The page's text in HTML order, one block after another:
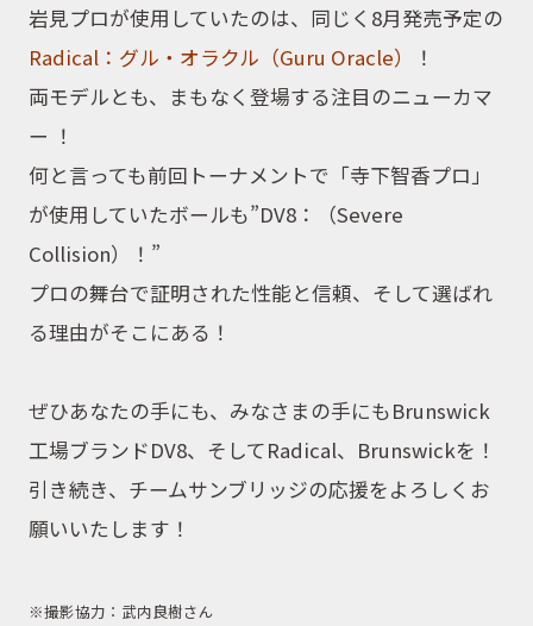
岩見プロが使用していたのは、同じく8月発売予定の
Radical：グル・オラクル（Guru Oracle）
！
両モデルとも、まもなく登場する注目のニューカマ
ー ！
何と言っても前回トーナメントで「寺下智香プロ」
が使用していたボールも”DV8：（Severe
Collision）！”
プロの舞台で証明された性能と信頼、そして選ばれ
る理由がそこにある！
ぜひあなたの手にも、みなさまの手にもBrunswick
工場ブランドDV8、そしてRadical、Brunswickを！
引き続き、チームサンブリッジの応援をよろしくお
願いいたします！
※撮影協力：武内良樹さん